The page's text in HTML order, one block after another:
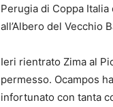
Perugia di Coppa
all’Albero del Vecchio
Ieri rientrato Zima al
permesso. Ocampos
infortunato con tanta